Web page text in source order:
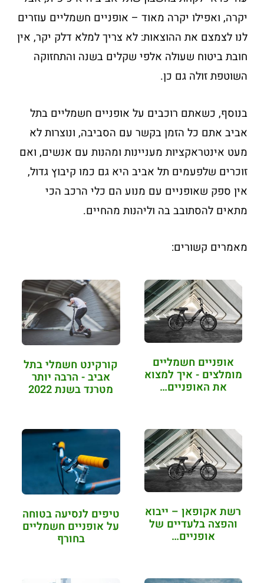
יקרה, ואפילו יקרה מאוד – אופניים חשמליים עוזרים
לנו לצמצם את ההוצאות: לא צריך למלא דלק יקר, אין
חובת ביטוח שעולה אלפי שקלים בשנה והתחזוקה
השוטפת זולה גם כן.
בנוסף, כשאתם רוכבים על אופניים חשמליים בתל
אביב אתם כל הזמן בקשר עם הסביבה, ונוצרות לא
מעט אינטראקציות מעניינות ומהנות עם אנשים, ואם
זוכרים שלפעמים תל אביב היא גם כמו קיבוץ גדול,
אין ספק שאופניים עם מנוע הם כלי הרכב הכי
מתאים להסתובב בה וליהנות מהחיים.
מאמרים קשורים:
אופניים חשמליים
מומלצים - איך למצוא
את האופניים…
קורקינט חשמלי בתל
אביב - הרבה יותר
מטרנד בשנת 2022
רשת אקופאן – ייבוא
והפצה בלעדיים של
אופניים…
טיפים לנסיעה בטוחה
על אופניים חשמליים
בחורף